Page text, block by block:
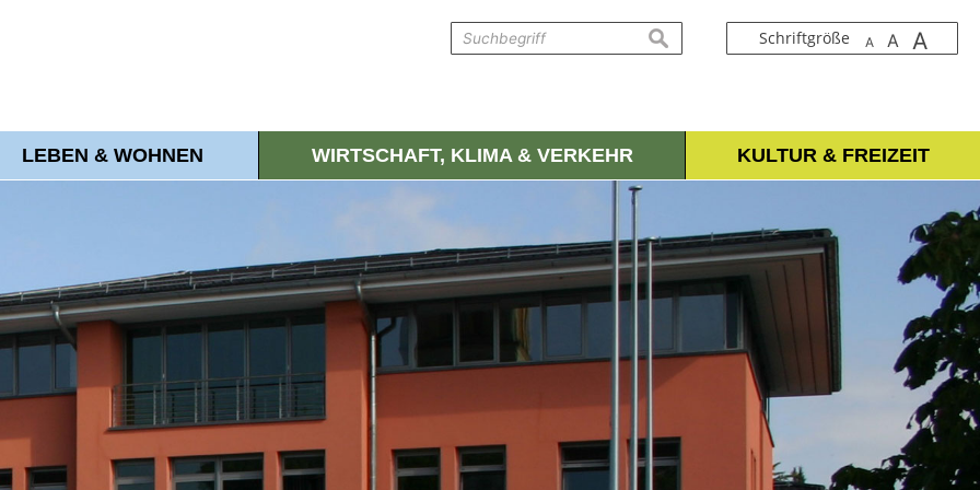
Schriftgröße A A A
suchen
LEBEN & WOHNEN WIRTSCHAFT, KLIMA & VERKEHR KULTUR & FREIZEIT